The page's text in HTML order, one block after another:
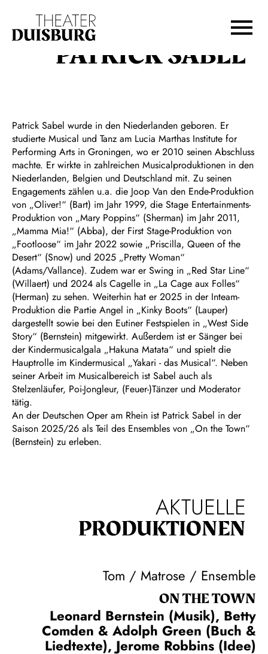
Zur Hauptnavigation springen
Zum Footer springenPATRICK SABEL
Patrick Sabel wurde in den Niederlanden geboren. Er
studierte Musical und Tanz am Lucia Marthas Institute for
Performing Arts in Groningen, wo er 2010 seinen Abschluss
machte. Er wirkte in zahlreichen Musicalproduktionen in den
Niederlanden, Belgien und Deutschland mit. Zu seinen
Engagements zählen u.a. die Joop Van den Ende-Produktion
von „Oliver!“ (Bart) im Jahr 1999, die Stage Entertainments-
Produktion von „Mary Poppins“ (Sherman) im Jahr 2011,
„Mamma Mia!“ (Abba), der First Stage-Produktion von
„Footloose“ im Jahr 2022 sowie „Priscilla, Queen of the
Desert“ (Snow) und 2025 „Pretty Woman“
(Adams/Vallance). Zudem war er Swing in „Red Star Line“
(Willaert) und 2024 als Cagelle in „La Cage aux Folles“
(Herman) zu sehen. Weiterhin hat er 2025 in der Inteam-
Produktion die Partie Angel in „Kinky Boots“ (Lauper)
dargestellt sowie bei den Eutiner Festspielen in „West Side
Story“ (Bernstein) mitgewirkt. Außerdem ist er Sänger bei
der Kindermusicalgala „Hakuna Matata“ und spielt die
Hauptrolle im Kindermusical „Yakari - das Musical“. Neben
seiner Arbeit im Musicalbereich ist Sabel auch als
Stelzenläufer, Poi-Jongleur, (Feuer-)Tänzer und Moderator
tätig.
An der Deutschen Oper am Rhein ist Patrick Sabel in der
Saison 2025/26 als Teil des Ensembles von „On the Town“
(Bernstein) zu erleben.
AKTUELLE
PRODUKTIONEN
Tom / Matrose / Ensemble
ON THE TOWN
Leonard Bernstein (Musik), Betty
Comden & Adolph Green (Buch &
Liedtexte), Jerome Robbins (Idee)